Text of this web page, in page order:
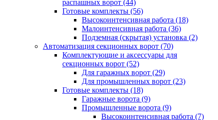
распашных ворот (44)
Готовые комплекты (56)
Высокоинтенсивная работа (18)
Малоинтенсивная работа (36)
Подземная (скрытая) установка (2)
Автоматизация секционных ворот (70)
Комплектующие и аксессуары для
секционных ворот (52)
Для гаражных ворот (29)
Для промышленных ворот (23)
Готовые комплекты (18)
Гаражные ворота (9)
Промышленные ворота (9)
Высокоинтенсивная работа (7)